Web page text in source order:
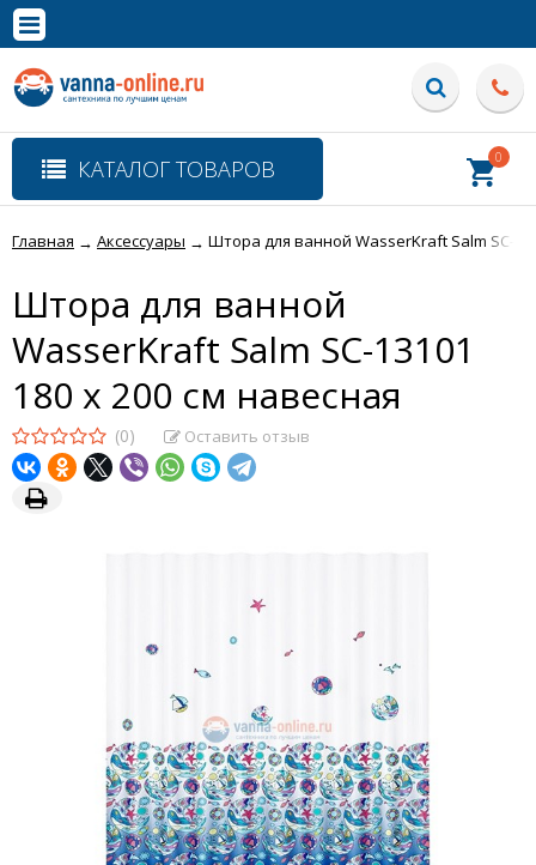
Полная версия сайта
КАТАЛОГ ТОВАРОВ 0
Главная → Аксессуары → Штора для ванной WasserKraft Salm SC-
Штора для ванной
WasserKraft Salm SC-13101
180 x 200 см навесная
(0) Оставить отзыв